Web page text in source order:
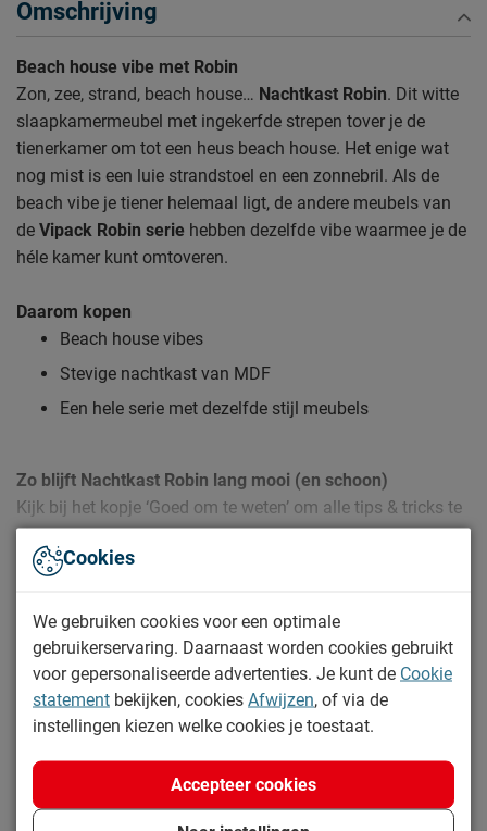
Omschrijving
Beach house vibe met Robin
Zon, zee, strand, beach house… Nachtkast Robin. Dit witte
slaapkamermeubel met ingekerfde strepen tover je de
tienerkamer om tot een heus beach house. Het enige wat
nog mist is een luie strandstoel en een zonnebril. Als de
beach vibe je tiener helemaal ligt, de andere meubels van
de Vipack Robin serie hebben dezelfde vibe waarmee je de
héle kamer kunt omtoveren.
Daarom kopen
Beach house vibes
Stevige nachtkast van MDF
Een hele serie met dezelfde stijl meubels
Zo blijft Nachtkast Robin lang mooi (en schoon)
Kijk bij het kopje ‘Goed om te weten’ om alle tips & tricks te
zien.
Lees meer
Specificaties
Productinformatie
Artikelnummer
1117929
Merk
Vipack
Breedte
44 cm
Cookies
We gebruiken cookies voor een optimale
gebruikerservaring. Daarnaast worden cookies gebruikt
voor gepersonaliseerde advertenties. Je kunt de Cookie
statement bekijken, cookies Afwijzen, of via de
instellingen kiezen welke cookies je toestaat.
Accepteer cookies